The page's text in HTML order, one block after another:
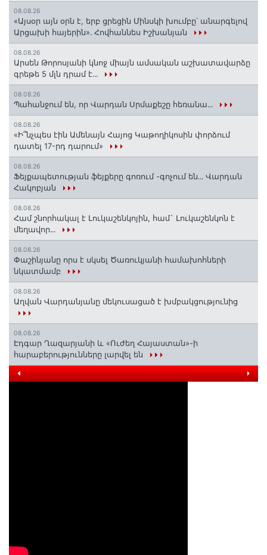
08.08.26
«Այսօր այն օրն է, երբ ցրեցին Մինսկի խումբը՝ անարգելով
Արցախի հայերին»․ Հովհաննես Իշխանյան
08.08.26
Արսեն Թորոսյանի կնոջ միայն ամսական աշխատավարձը
գրեթե 5 մլն դրամ է․․․
08.08.26
Պահանջում են, որ Վարդան Սրմաքեշը հեռանա․․․
08.08.26
«Ի՞նչպես էին Ամենայն Հայոց Կաթողիկոսին փորձում
դատել 17-րդ դարում»
08.08.26
Ֆեյքապետության ֆեյքերը գոռում -գոչում են․․․ Վարդան
Հակոբյան
08.08.26
Համ շնորհակալ է Լուկաշենկոյին, համ` Լուկաշենկոն է
մեղավոր․․․
08.08.26
Փաշինյանը որս է սկսել Ծառուկյանի համախոհների
նկատմամբ
08.08.26
Աղվան Վարդանյանը մեկուսացած է խմբակցությունից
08.08.26
Էդգար Ղազարյանի և «Ուժեղ Հայաստան»-ի
հարաբերությունները լարվել են